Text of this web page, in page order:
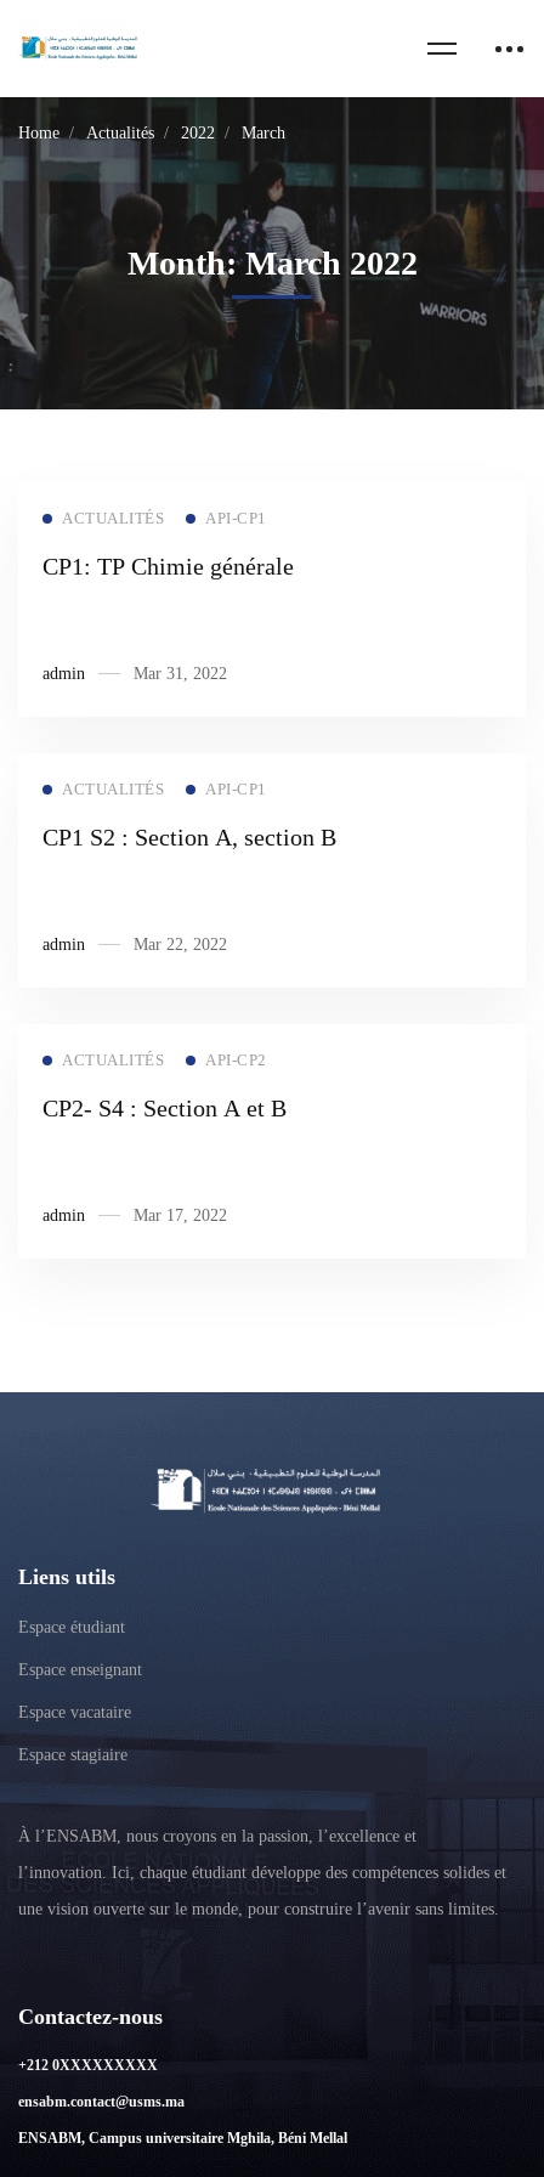
Home Actualités 2022 March
Month: March 2022
ACTUALITÉS API-CP1
CP1: TP Chimie générale
admin Mar 31, 2022
ACTUALITÉS API-CP1
CP1 S2 : Section A, section B
admin Mar 22, 2022
ACTUALITÉS API-CP2
CP2- S4 : Section A et B
admin Mar 17, 2022
À l’ENSABM, nous croyons en la passion, l’excellence et
l’innovation. Ici, chaque étudiant développe des compétences solides et
une vision ouverte sur le monde, pour construire l’avenir sans limites.
Liens utils
Espace étudiant
Espace enseignant
Espace vacataire
Espace stagiaire
Contactez-nous
+212 0XXXXXXXXX
ensabm.contact@usms.ma
ENSABM, Campus universitaire Mghila, Béni Mellal